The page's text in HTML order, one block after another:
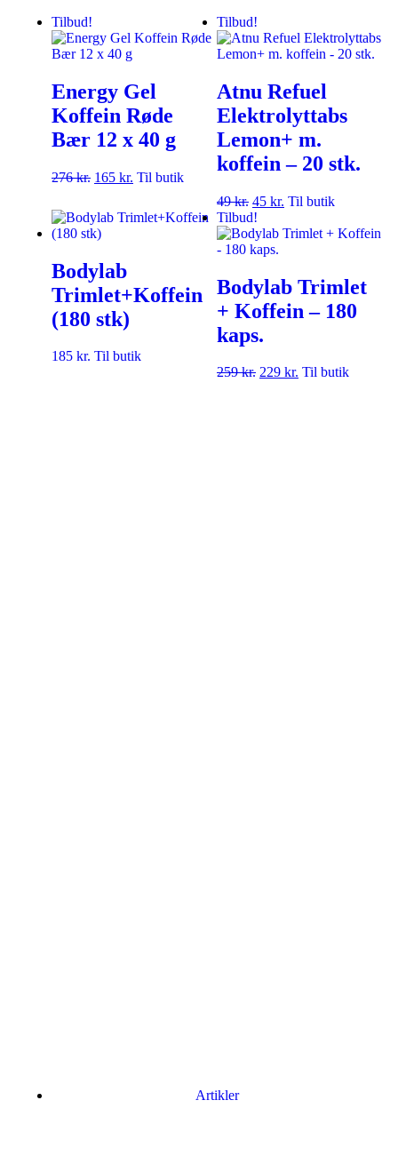
Tilbud!
Energy Gel
Koffein Røde
Bær 12 x 40 g
276kr. 165 kr. Til butik
Tilbud!
Atnu Refuel
Elektrolyttabs
Lemon+ m.
koffein – 20 stk.
49kr. 45 kr. Til butik
Bodylab
Trimlet+Koffein
(180 stk)
185 kr. Til butik
Tilbud!
Bodylab Trimlet
+ Koffein – 180
kaps.
259kr. 229 kr. Til butik
Artikler